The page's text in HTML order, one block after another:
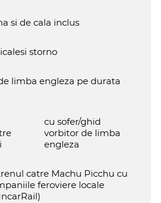
si de cala inclus
si storno
limba engleza pe durata
cu sofer/ghid
vorbitor de limba
engleza
catre Machu Picchu cu
feroviere locale